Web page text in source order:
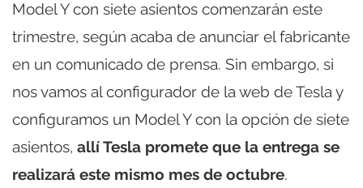
Model Y con siete asientos comenzarán este
trimestre, según acaba de anunciar el fabricante
en un comunicado de prensa. Sin embargo, si
nos vamos al configurador de la web de Tesla y
configuramos un Model Y con la opción de siete
asientos, allí Tesla promete que la entrega se
realizará este mismo mes de octubre.